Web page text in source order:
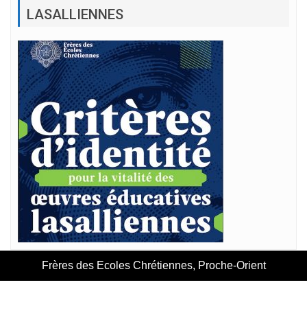
LASALLIENNES
Frères des Ecoles Chrétiennes, Proche-Orient